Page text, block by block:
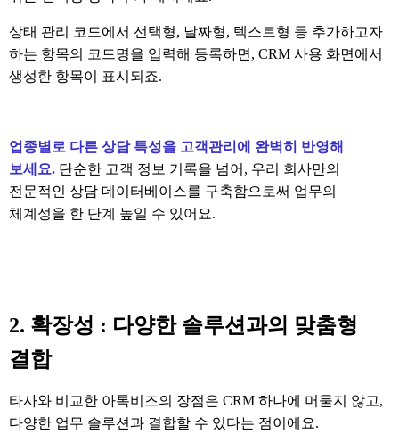
상태 관리 코드에서 선택형, 날짜형, 텍스트형 등 추가하고자
하는 항목의 코드명을 입력해 등록하면 , CRM 사용 화면에서
생성한 항목이 표시되죠.
업종별로 다른 상담 특성을 고객관리에 완벽히 반영해
보세요. 단순한 고객 정보 기록을 넘어 , 우리 회사만의
전문적인 상담 데이터베이스를 구축함으로써 업무의
체계성을 한 단계 높일 수 있어요.
2. 확장성 : 다양한 솔루션과의 맞춤형
결합
타사와 비교한 아톡비즈의 장점은 CRM 하나에 머물지 않고,
다양한 업무 솔루션과 결합할 수 있다는 점이에요.